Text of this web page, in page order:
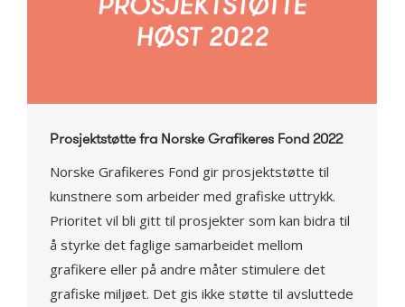
Prosjektstøtte fra Norske Grafikeres Fond 2022
Norske Grafikeres Fond gir prosjektstøtte til
kunstnere som arbeider med grafiske uttrykk.
Prioritet vil bli gitt til prosjekter som kan bidra til
å styrke det faglige samarbeidet mellom
grafikere eller på andre måter stimulere det
grafiske miljøet. Det gis ikke støtte til avsluttede